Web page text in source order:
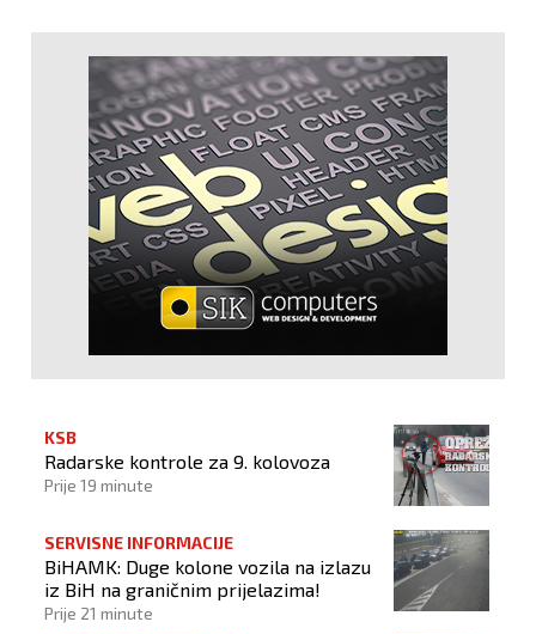
KSB
Radarske kontrole za 9. kolovoza
Prije 19 minute
SERVISNE INFORMACIJE
BiHAMK: Duge kolone vozila na izlazu
iz BiH na graničnim prijelazima!
Prije 21 minute